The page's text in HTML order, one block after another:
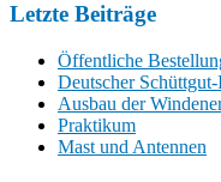
Letzte Beiträge
Öffentliche
Deutscher
Ausbau der
Praktikum
Mast und Antennen